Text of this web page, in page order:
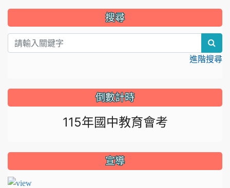
::: 搜尋
進階搜尋
倒數計時
115年國中教育會考
宣導